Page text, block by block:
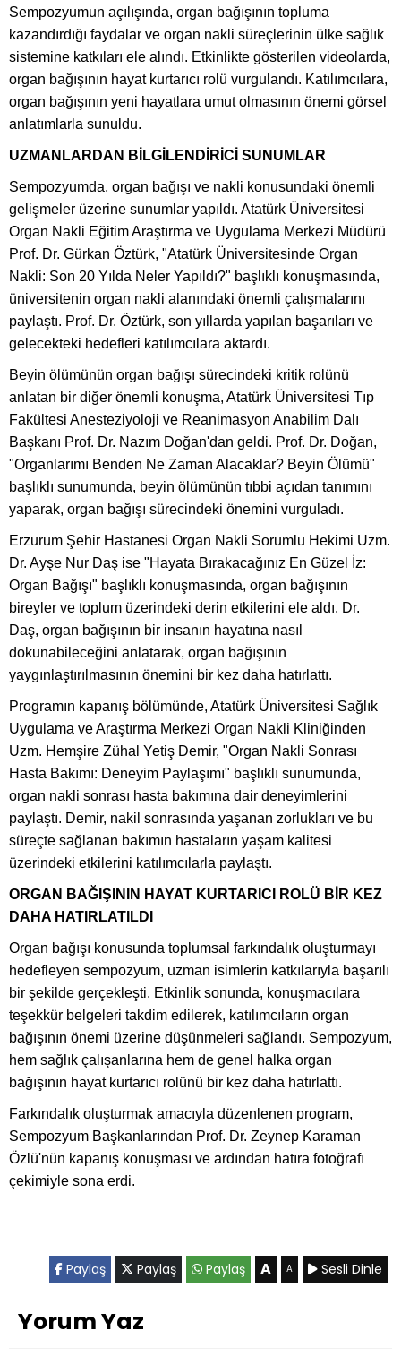
Sempozyumun açılışında, organ bağışının topluma
kazandırdığı faydalar ve organ nakli süreçlerinin ülke sağlık
sistemine katkıları ele alındı. Etkinlikte gösterilen videolarda,
organ bağışının hayat kurtarıcı rolü vurgulandı. Katılımcılara,
organ bağışının yeni hayatlara umut olmasının önemi görsel
anlatımlarla sunuldu.
UZMANLARDAN BİLGİLENDİRİCİ SUNUMLAR
Sempozyumda, organ bağışı ve nakli konusundaki önemli
gelişmeler üzerine sunumlar yapıldı. Atatürk Üniversitesi
Organ Nakli Eğitim Araştırma ve Uygulama Merkezi Müdürü
Prof. Dr. Gürkan Öztürk, "Atatürk Üniversitesinde Organ
Nakli: Son 20 Yılda Neler Yapıldı?" başlıklı konuşmasında,
üniversitenin organ nakli alanındaki önemli çalışmalarını
paylaştı. Prof. Dr. Öztürk, son yıllarda yapılan başarıları ve
gelecekteki hedefleri katılımcılara aktardı.
Beyin ölümünün organ bağışı sürecindeki kritik rolünü
anlatan bir diğer önemli konuşma, Atatürk Üniversitesi Tıp
Fakültesi Anesteziyoloji ve Reanimasyon Anabilim Dalı
Başkanı Prof. Dr. Nazım Doğan'dan geldi. Prof. Dr. Doğan,
"Organlarımı Benden Ne Zaman Alacaklar? Beyin Ölümü"
başlıklı sunumunda, beyin ölümünün tıbbi açıdan tanımını
yaparak, organ bağışı sürecindeki önemini vurguladı.
Erzurum Şehir Hastanesi Organ Nakli Sorumlu Hekimi Uzm.
Dr. Ayşe Nur Daş ise "Hayata Bırakacağınız En Güzel İz:
Organ Bağışı" başlıklı konuşmasında, organ bağışının
bireyler ve toplum üzerindeki derin etkilerini ele aldı. Dr.
Daş, organ bağışının bir insanın hayatına nasıl
dokunabileceğini anlatarak, organ bağışının
yaygınlaştırılmasının önemini bir kez daha hatırlattı.
Programın kapanış bölümünde, Atatürk Üniversitesi Sağlık
Uygulama ve Araştırma Merkezi Organ Nakli Kliniğinden
Uzm. Hemşire Zühal Yetiş Demir, "Organ Nakli Sonrası
Hasta Bakımı: Deneyim Paylaşımı" başlıklı sunumunda,
organ nakli sonrası hasta bakımına dair deneyimlerini
paylaştı. Demir, nakil sonrasında yaşanan zorlukları ve bu
süreçte sağlanan bakımın hastaların yaşam kalitesi
üzerindeki etkilerini katılımcılarla paylaştı.
ORGAN BAĞIŞININ HAYAT KURTARICI ROLÜ BİR KEZ
DAHA HATIRLATILDI
Organ bağışı konusunda toplumsal farkındalık oluşturmayı
hedefleyen sempozyum, uzman isimlerin katkılarıyla başarılı
bir şekilde gerçekleşti. Etkinlik sonunda, konuşmacılara
teşekkür belgeleri takdim edilerek, katılımcıların organ
bağışının önemi üzerine düşünmeleri sağlandı. Sempozyum,
hem sağlık çalışanlarına hem de genel halka organ
bağışının hayat kurtarıcı rolünü bir kez daha hatırlattı.
Farkındalık oluşturmak amacıyla düzenlenen program,
Sempozyum Başkanlarından Prof. Dr. Zeynep Karaman
Özlü'nün kapanış konuşması ve ardından hatıra fotoğrafı
çekimiyle sona erdi.
Paylaş Paylaş Paylaş A A Sesli Dinle
Yorum Yaz